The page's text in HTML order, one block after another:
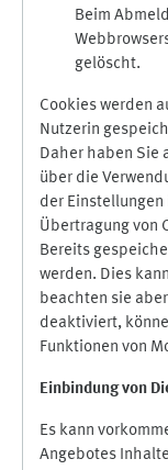
Beim
gelöscht.
Cookies werden
Nutzerin
Daher haben Sie
über die
der
Übertragung von
Bereits
werden. Dies
beachten sie
deaktiviert,
Funktionen von
Einbindung von
Es kann
Angebotes